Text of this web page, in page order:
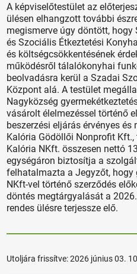
A képviselőtestület az
ülésen elhangzott további
megismerve úgy döntött, hogy
és Szociális Étkeztetési
és költségcsökkentésének
működésről tálalókonyhai
beolvadásra kerül a Szadai
Központ alá. A testület
Nagyközség
vásárolt élelmezéssel történő
beszerzési eljárás érvényes
Kalória Gödöllői Nonprofit
Kalória NKft. összesen nettó
egységáron biztosítja a
felhatalmazta a Jegyzőt, hogy
NKft-vel történő szerződés
döntés megtárgyalását a
rendes ülésre terjessze elő.
Utoljára frissítve:2026 június 03.